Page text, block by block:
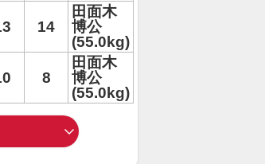
14
田面木
博公
(55.0kg)
8
田面木
博公
(55.0kg)